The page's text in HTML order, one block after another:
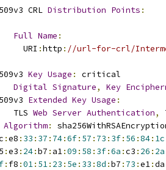
CRL
Distribution Points :
Full Name :
URI
:http : //url-for-crl/
Key Usage :
critical
Digital Signature, Key
Extended Key Usage :
TLS
Web Server Authentication,
Algorithm:
:e8 : 33 : 37 : 74:6f: 57 : 73 : 3f: 56 :84: 1c
:e3 : 24:b7 : a1:09 : 58 : 3f:6a :c3 : 26 : 2a
: f8 :01: 51: 23 : 5e : 33 :8d :b7 : 73 :e1:da